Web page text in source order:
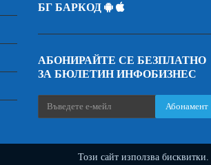
Този сайт използва бисквитки.
БГ БАРКОД
АБОНИРАЙТЕ СЕ БЕЗПЛАТНО
ЗА БЮЛЕТИН ИНФОБИЗНЕС
Абонамент